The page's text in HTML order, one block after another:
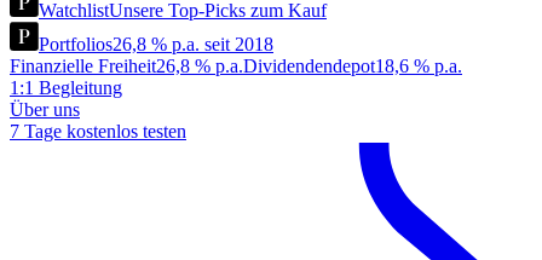
WatchlistUnsere Top-Picks zum Kauf
Portfolios26,8 % p.a. seit 2018
Finanzielle Freiheit26,8 % p.a.Dividendendepot18,6 % p.a.
1:1 Begleitung
Über uns
7 Tage kostenlos testen